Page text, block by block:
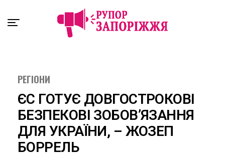
РЕГІОНИ
ЄС ГОТУЄ ДОВГОСТРОКОВІ
БЕЗПЕКОВІ ЗОБОВ’ЯЗАННЯ
ДЛЯ УКРАЇНИ, – ЖОЗЕП
БОРРЕЛЬ
Exit mobile version